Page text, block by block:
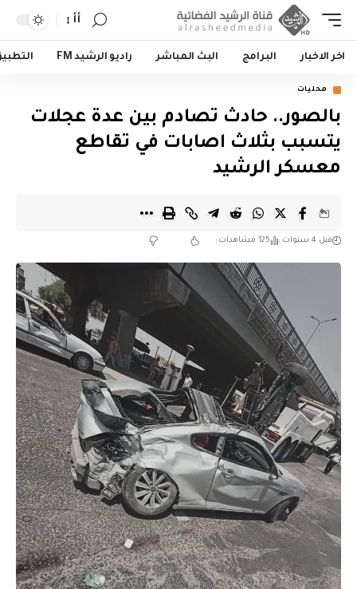
أأ
اخر الاخبار البرامج البث المباشر راديو الرشيد FM
محليات
بالصور.. حادث تصادم بين عدة عجلات
يتسبب بثلاث اصابات في تقاطع
معسكر الرشيد
قبل 4 سنوات 125 مشاهدات